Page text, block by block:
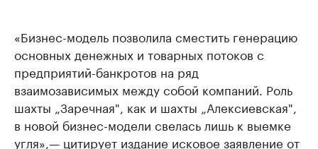
«Бизнес-модель позволила сместить генерацию
основных денежных и товарных потоков с
предприятий-банкротов на ряд
взаимозависимых между собой компаний. Роль
шахты „Заречная", как и шахты „Алексиевская",
в новой бизнес-модели свелась лишь к выемке
угля»,— цитирует издание исковое заявление от